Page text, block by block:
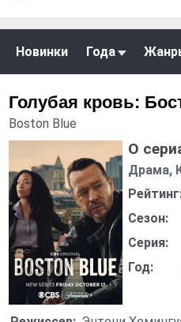
Новинки Года
Голубая кровь:
Boston Blue
О
Драма,
Сезон:
Серия:
Год: